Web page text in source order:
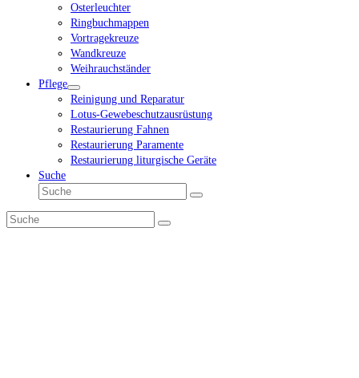
Osterleuchter
Ringbuchmappen
Vortragekreuze
Wandkreuze
Weihrauchständer
Pflege
Reinigung und Reparatur
Lotus-Gewebeschutzausrüstung
Restaurierung Fahnen
Restaurierung Paramente
Restaurierung liturgische Geräte
Suche
Suche
Senden
Suche
Senden